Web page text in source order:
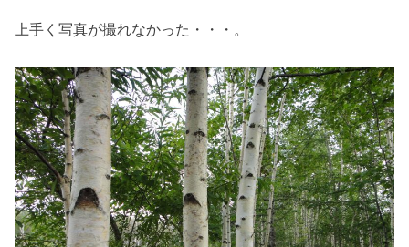
上手く写真が撮れなかった・・・。